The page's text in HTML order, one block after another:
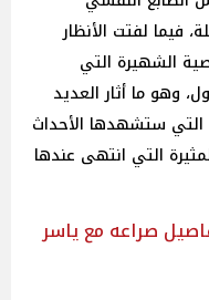
فيما لفتت الأنظار
الشهيرة التي
وهو ما أثار العديد
التي ستشهدها الأحداث
التي انتهى عندها
صراعه مع ياسر